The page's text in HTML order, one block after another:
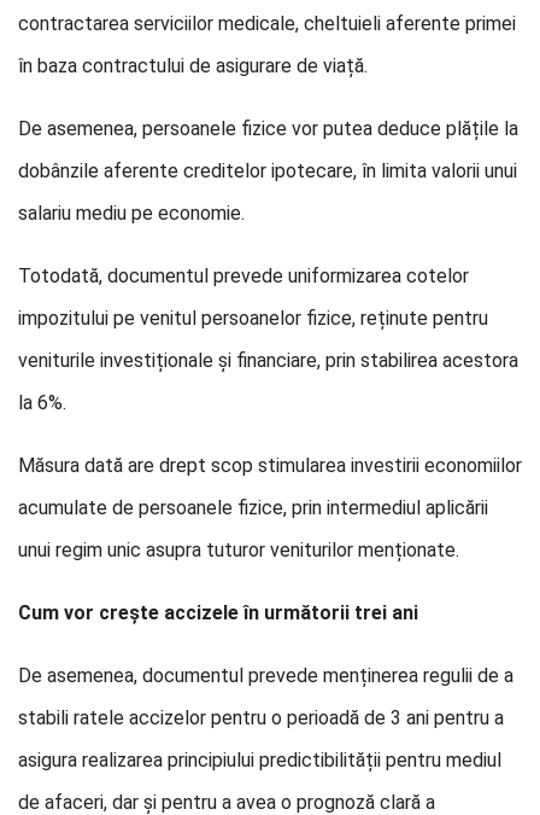
contractarea serviciilor medicale, cheltuieli aferente primei
în baza contractului de asigurare de viață.
De asemenea, persoanele fizice vor putea deduce plățile la
dobânzile aferente creditelor ipotecare, în limita valorii unui
salariu mediu pe economie.
Totodată, documentul prevede uniformizarea cotelor
impozitului pe venitul persoanelor fizice, reținute pentru
veniturile investiționale și financiare, prin stabilirea acestora
la 6%.
Măsura dată are drept scop stimularea investirii economiilor
acumulate de persoanele fizice, prin intermediul aplicării
unui regim unic asupra tuturor veniturilor menționate.
Cum vor creşte accizele în următorii trei ani
De asemenea, documentul prevede menținerea regulii de a
stabili ratele accizelor pentru o perioadă de 3 ani pentru a
asigura realizarea principiului predictibilității pentru mediul
de afaceri, dar și pentru a avea o prognoză clară a